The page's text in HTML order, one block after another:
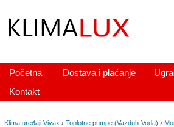
Početna Dostava i plaćanje
Kontakt
Klima uređaji Vivax › Toplotne pumpe (Vazduh-Voda) ›